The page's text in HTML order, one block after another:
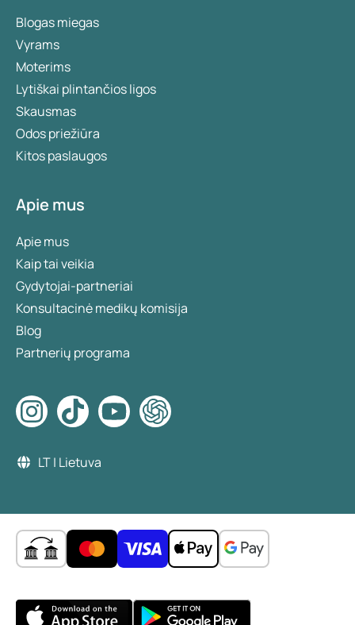
Blogas miegas
Vyrams
Moterims
Lytiškai plintančios ligos
Skausmas
Odos priežiūra
Kitos paslaugos
Apie mus
Apie mus
Kaip tai veikia
Gydytojai-partneriai
Konsultacinė medikų komisija
Blog
Partnerių programa
LT | Lietuva